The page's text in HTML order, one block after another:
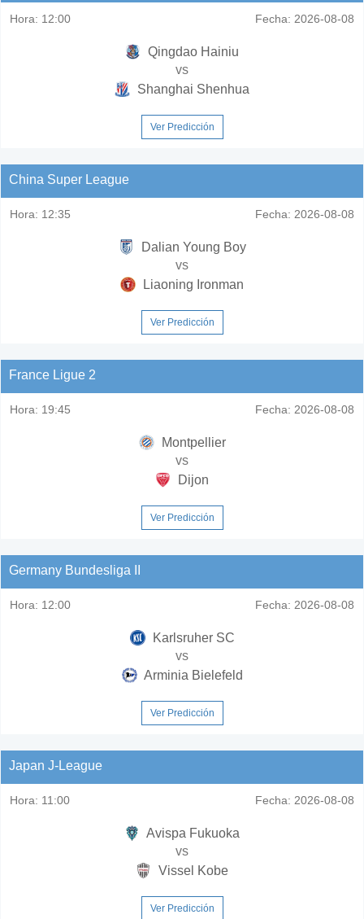
Hora: 12:00 Fecha: 2026-08-08
Qingdao Hainiu
vs
Shanghai Shenhua
Ver Predicción
China Super League
Hora: 12:35 Fecha: 2026-08-08
Dalian Young Boy
vs
Liaoning Ironman
Ver Predicción
France Ligue 2
Hora: 19:45 Fecha: 2026-08-08
Montpellier
vs
Dijon
Ver Predicción
Germany Bundesliga II
Hora: 12:00 Fecha: 2026-08-08
Karlsruher SC
vs
Arminia Bielefeld
Ver Predicción
Japan J-League
Hora: 11:00 Fecha: 2026-08-08
Avispa Fukuoka
vs
Vissel Kobe
Ver Predicción